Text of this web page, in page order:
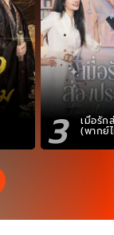
3 เมื่อรัก
(พากย์